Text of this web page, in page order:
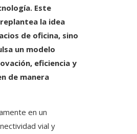
Este
la idea
de oficina, sino
un modelo
eficiencia y
de manera
en un
vial y